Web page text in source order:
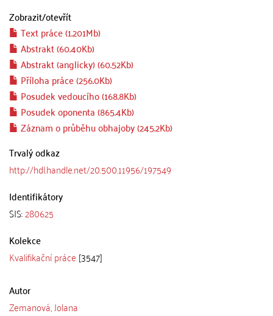
Zobrazit/otevřít
Text práce (1.201Mb)
Abstrakt (60.40Kb)
Abstrakt (anglicky) (60.52Kb)
Příloha práce (256.0Kb)
Posudek vedoucího (168.8Kb)
Posudek oponenta (865.4Kb)
Záznam o průběhu obhajoby (245.2Kb)
Trvalý odkaz
http://hdl.handle.net/20.500.11956/197549
Identifikátory
SIS:280625
Kolekce
Kvalifikační práce [3547]
Autor
Zemanová, Jolana